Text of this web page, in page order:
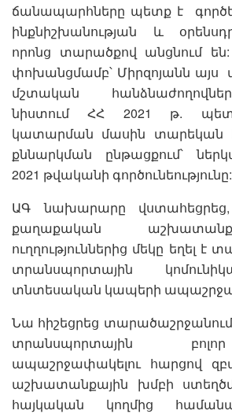
ճանապարհները պետք է
ինքնիշխանության և
որոնց տարածքով անցնում են:
փոխանցմամբ՝ Միրզոյանն
մշտական
նիստում ՀՀ 2021 թ.
կատարման մասին տարեկան
քննարկման ընթացքում՝
2021 թվականի գործունեությունը:
ԱԳ նախարարը
քաղաքական
ուղղություններից մեկը եղել է
տրանսպորտային
տնտեսական կապերի
Նա հիշեցրեց
տրանսպորտային
ապաշրջափակելու հարցով
աշխատանքային խմբի
հայկական կողմից